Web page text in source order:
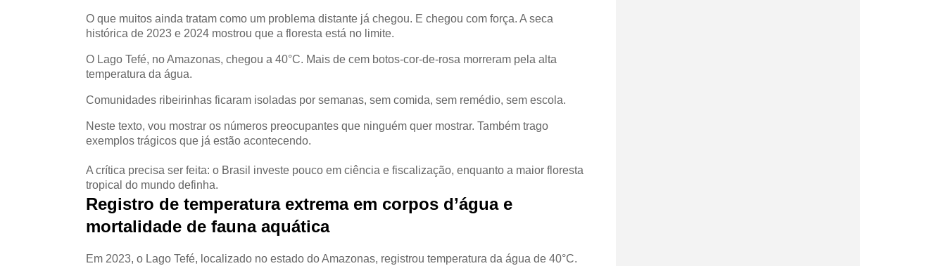
O que muitos ainda tratam como um problema distante já chegou. E chegou com força. A seca
histórica de 2023 e 2024 mostrou que a floresta está no limite.
O Lago Tefé, no Amazonas, chegou a 40°C. Mais de cem botos-cor-de-rosa morreram pela alta
temperatura da água.
Comunidades ribeirinhas ficaram isoladas por semanas, sem comida, sem remédio, sem escola.
Neste texto, vou mostrar os números preocupantes que ninguém quer mostrar. Também trago
exemplos trágicos que já estão acontecendo.
A crítica precisa ser feita: o Brasil investe pouco em ciência e fiscalização, enquanto a maior floresta
tropical do mundo definha.
Registro de temperatura extrema em corpos d’água e
mortalidade de fauna aquática
Em 2023, o Lago Tefé, localizado no estado do Amazonas, registrou temperatura da água de 40°C.